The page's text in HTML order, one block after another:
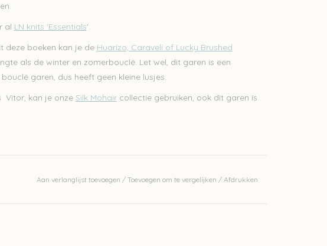
al LN knits 'Essentials'.
deze boeken kan je de Huarizo, Caraveli of Lucky Brushed
als de winter en zomerbouclé. Let wel, dit garen is een
garen, dus heeft geen kleine lusjes.
Vitor, kan je onze Silk Mohaircollectie gebruiken, ook dit garen is
Aan verlanglijst toevoegen / Toevoegen om te vergelijken / Afdrukken